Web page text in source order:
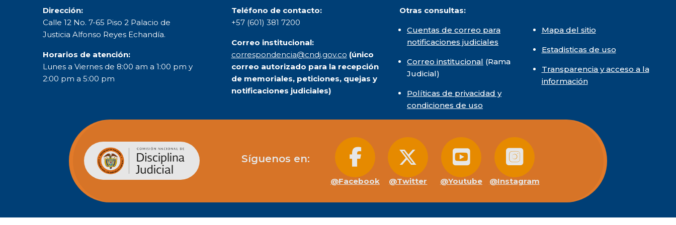
Dirección:
Calle 12 No. 7-65 Piso 2 Palacio de
Justicia Alfonso Reyes Echandía.
Horarios de atención:
Lunes a Viernes de 8:00 am a 1:00 pm y
2:00 pm a 5:00 pm
Teléfono de contacto:
+57 (601) 381 7200
Correo institucional:
correspondencia@cndj.gov.co (único
correo autorizado para la recepción
de memoriales, peticiones, quejas y
notificaciones judiciales)
Otras consultas:
Cuentas de correo para
notificaciones judiciales
Correo institucional (Rama
Judicial)
Políticas de privacidad y
condiciones de uso
Mapa del sitio
Estadisticas de uso
Transparencia y acceso a la
información
Síguenos en:
@Facebook @Twitter @Youtube @Instagram